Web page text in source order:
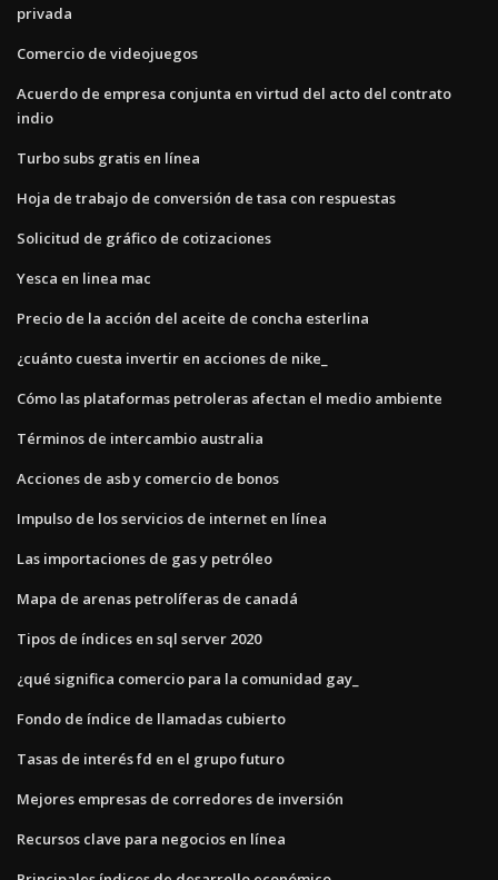
privada
Comercio de videojuegos
Acuerdo de empresa conjunta en virtud del acto del contrato
indio
Turbo subs gratis en línea
Hoja de trabajo de conversión de tasa con respuestas
Solicitud de gráfico de cotizaciones
Yesca en linea mac
Precio de la acción del aceite de concha esterlina
¿cuánto cuesta invertir en acciones de nike_
Cómo las plataformas petroleras afectan el medio ambiente
Términos de intercambio australia
Acciones de asb y comercio de bonos
Impulso de los servicios de internet en línea
Las importaciones de gas y petróleo
Mapa de arenas petrolíferas de canadá
Tipos de índices en sql server 2020
¿qué significa comercio para la comunidad gay_
Fondo de índice de llamadas cubierto
Tasas de interés fd en el grupo futuro
Mejores empresas de corredores de inversión
Recursos clave para negocios en línea